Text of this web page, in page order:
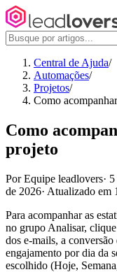
Central de Ajuda/
Automações/
Projetos/
Como
Como
projeto
Por Equipe leadlovers·
de 2026· Atualizado em
Para acompanhar as
no grupo Analisar,
dos e-mails, a conversão
engajamento por dia da
escolhido (Hoje,